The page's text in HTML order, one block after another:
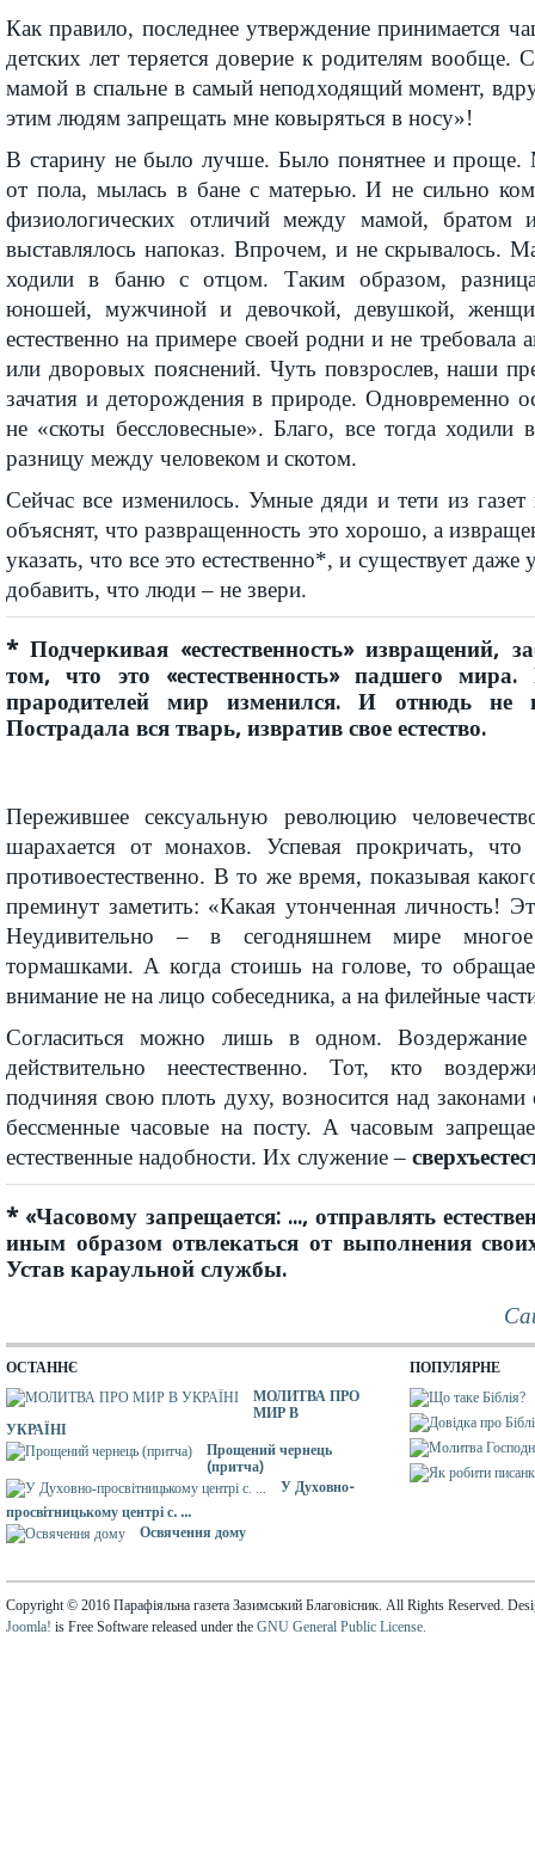
Как правило, последнее утверждение принимается
детских лет теряется доверие к родителям вообще.
мамой в спальне в самый неподходящий момент,
этим людям запрещать мне ковыряться в носу»!
В старину не было лучше. Было понятнее и проще.
от пола, мылась в бане с матерью. И не сильно
физиологических отличий между мамой, братом
выставлялось напоказ. Впрочем, и не скрывалось.
ходили в баню с отцом. Таким образом,
юношей, мужчиной и девочкой, девушкой,
естественно на примере своей родни и не требовала
или дворовых пояснений. Чуть повзрослев, наши
зачатия и деторождения в природе. Одновременно
не «скоты бессловесные». Благо, все тогда
разницу между человеком и скотом.
Сейчас все изменилось. Умные дяди и тети из газет
объяснят, что развращенность это хорошо, а
указать, что все это естественно*, и существует
добавить, что люди – не звери.
* Подчеркивая «естественность» извращений,
том, что это «естественность» падшего мира.
прародителей мир изменился. И отнюдь не
Пострадала вся тварь, извратив свое естество.
Пережившее сексуальную революцию
шарахается от монахов. Успевая прокричать, что
противоестественно. В то же время, показывая
преминут заметить: «Какая утонченная личность!
Неудивительно – в сегодняшнем мире многое
тормашками. А когда стоишь на голове, то
внимание не на лицо собеседника, а на филейные
Согласиться можно лишь в одном.
действительно неестественно. Тот, кто
подчиняя свою плоть духу, возносится над законами
бессменные часовые на посту. А часовым
естественные надобности. Их служение –
* «Часовому запрещается: ..., отправлять
иным образом отвлекаться от выполнения
Устав караульной службы.
ОСТАННЄ
МОЛИТВА ПРО
МИР В
УКРАЇНІ
Прощений чернець
(притча)
У Духовно-
просвітницькому центрі с. ...
Освячення дому
ПОПУЛЯРНЕ
Copyright © 2016 Парафіяльна газета Зазимський Благовісник. All Rights Reserved.
Joomla! is Free Software released under the GNU General Public License.